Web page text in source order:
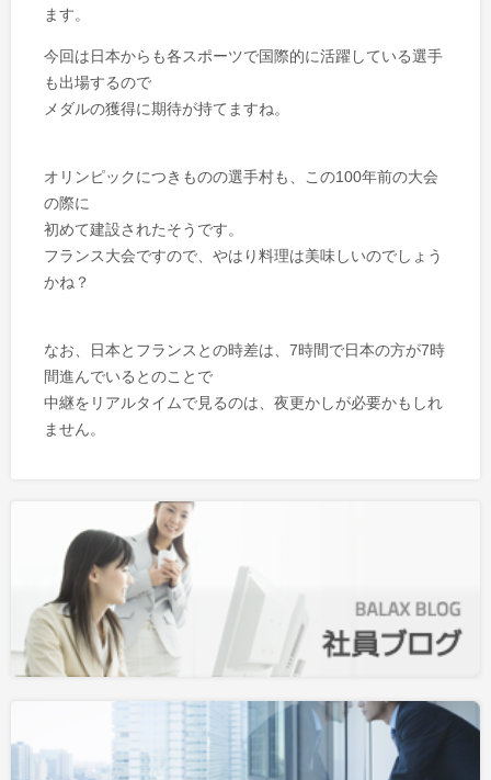
ます。
今回は日本からも各スポーツで国際的に活躍している選手
も出場するので
メダルの獲得に期待が持てますね。
オリンピックにつきものの選手村も、この100年前の大会
の際に
初めて建設されたそうです。
フランス大会ですので、やはり料理は美味しいのでしょう
かね？
なお、日本とフランスとの時差は、7時間で日本の方が7時
間進んでいるとのことで
中継をリアルタイムで見るのは、夜更かしが必要かもしれ
ません。